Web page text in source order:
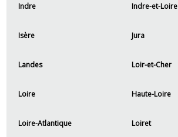
Indre Indre-et-Loire
Isère Jura
Landes Loir-et-Cher
Loire Haute-Loire
Loire-Atlantique Loiret